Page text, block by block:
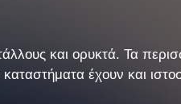
και ορυκτά. Τα
έχουν και